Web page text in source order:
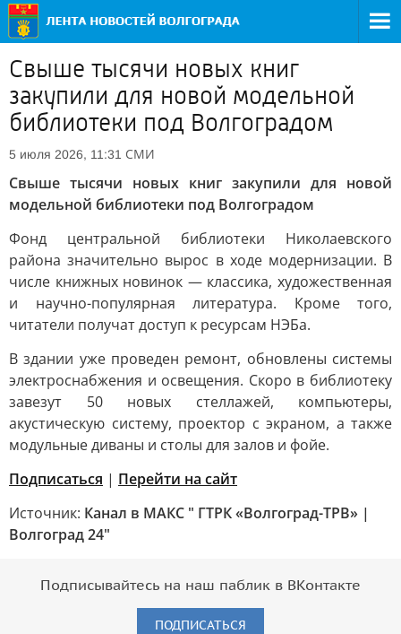
Свыше тысячи новых книг
закупили для новой модельной
библиотеки под Волгоградом
5 июля 2026, 11:31 СМИ
Свыше тысячи новых книг закупили для новой
модельной библиотеки под Волгоградом
Фонд центральной библиотеки Николаевского
района значительно вырос в ходе модернизации. В
числе книжных новинок — классика, художественная
и научно-популярная литература. Кроме того,
читатели получат доступ к ресурсам НЭБа.
В здании уже проведен ремонт, обновлены системы
электроснабжения и освещения. Скоро в библиотеку
завезут 50 новых стеллажей, компьютеры,
акустическую систему, проектор с экраном, а также
модульные диваны и столы для залов и фойе.
Подписаться | Перейти на сайт
Источник: Канал в МАКС " ГТРК «Волгоград-ТРВ» |
Волгоград 24"
Подписывайтесь на наш паблик в ВКонтакте
ПОДПИСАТЬСЯ